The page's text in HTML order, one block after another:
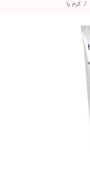
کرم پا